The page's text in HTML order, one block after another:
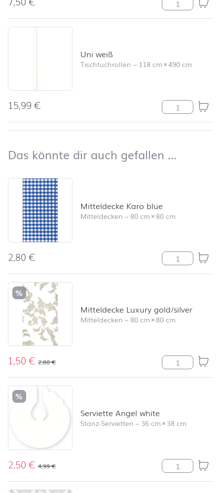
Uni weiß
Tischtuchrollen – 118 cm×490 cm
15,99€ Uni weiß
Das könnte dir auch gefallen …
Produktliste überspringen und zum Filter springen
Mitteldecke Karo blue
Mitteldecken –80 cm×80 cm
2,80€ Mitteldecke
%
Mitteldecke Luxury gold/silver
Mitteldecken –80 cm×80 cm
1,50€ 2,80€ Mitteldecke
%
Serviette Angel white
Stanz-Servietten –36 cm×38 cm
2,50€ 4,99€ Serviette